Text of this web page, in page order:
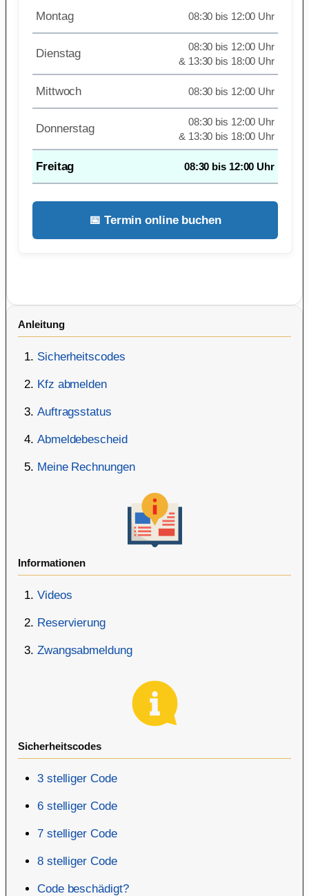
Anleitung
Sicherheitscodes
Kfz abmelden
Auftragsstatus
Abmeldebescheid
Meine Rechnungen
Informationen
Videos
Reservierung
Zwangsabmeldung
Sicherheitscodes
3 stelliger Code
6 stelliger Code
7 stelliger Code
8 stelliger Code
Code beschädigt?
Montag 08:30 bis 12:00 Uhr
Dienstag
08:30 bis 12:00 Uhr
& 13:30 bis 18:00 Uhr
Mittwoch 08:30 bis 12:00 Uhr
Donnerstag
08:30 bis 12:00 Uhr
& 13:30 bis 18:00 Uhr
Freitag 08:30 bis 12:00 Uhr
📅 Termin online buchen